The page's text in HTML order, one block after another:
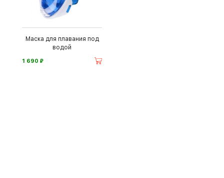
Маска для плавания под
водой
1 690 ⃏